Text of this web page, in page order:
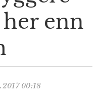
g
a
t
o
enn
00:18